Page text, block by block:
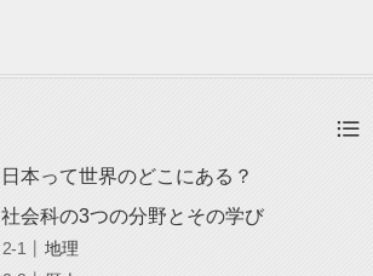
日本って世界のどこにある？
社会科の3つの分野とその学び
地理